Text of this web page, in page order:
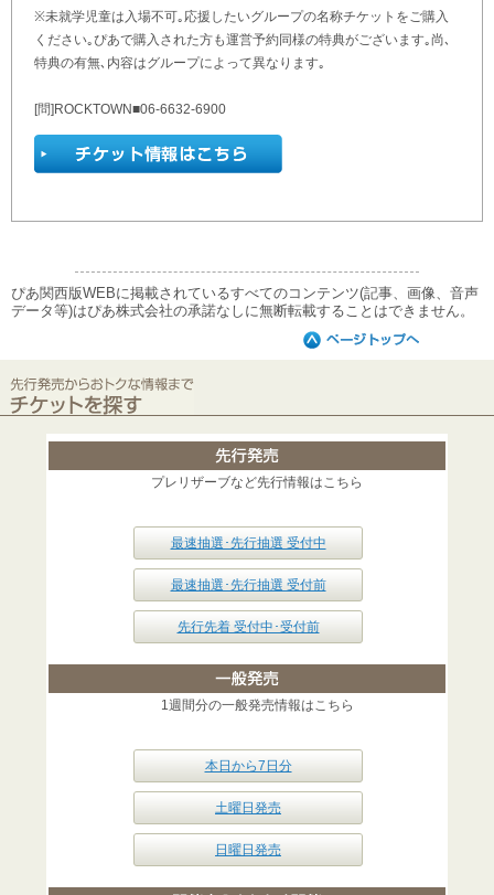
※未就学児童は入場不可｡応援したいグループの名称チケットをご購入
ください｡ぴあで購入された方も運営予約同様の特典がございます｡尚､
特典の有無､内容はグループによって異なります｡
[問]ROCKTOWN■06-6632-6900
ぴあ関西版WEBに掲載されているすべてのコンテンツ(記事、画像、音声
データ等)はぴあ株式会社の承諾なしに無断転載することはできません。
プレリザーブなど先行情報はこちら
最速抽選･先行抽選 受付中
最速抽選･先行抽選 受付前
先行先着 受付中･受付前
1週間分の一般発売情報はこちら
本日から7日分
土曜日発売
日曜日発売